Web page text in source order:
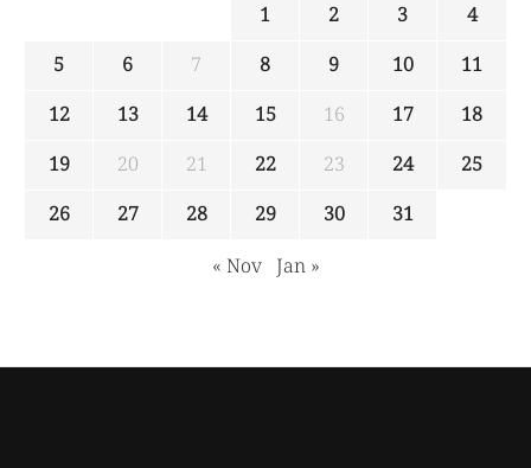
1 2 3
4
5
6 7 8 9 10
11
12
13 14 15 16 17
18
19
20 21 22 23 24
25
26
27 28 29 30
31
« Nov Jan »